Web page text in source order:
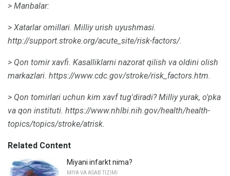
> Manbalar:
> Xatarlar omillari. Milliy urish uyushmasi.
http://support.stroke.org/acute_site/risk-factors/.
> Qon tomir xavfi. Kasalliklarni nazorat qilish va oldini olish
markazlari. https://www.cdc.gov/stroke/risk_factors.htm.
> Qon tomirlari uchun kim xavf tug'diradi? Milliy yurak, o'pka
va qon instituti. https://www.nhlbi.nih.gov/health/health-
topics/topics/stroke/atrisk.
Related Content
Miyani infarkt nima?
MIYA VA ASAB TIZIMI